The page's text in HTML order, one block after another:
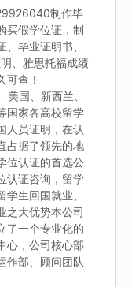
制作毕
买假学位证，制
毕业证明书、
、雅思托福成绩
可查！
国、新西兰、
国家各高校留学
人员证明，在认
占据了领先的地
位认证的首选公
认证咨询，留学
生回国就业、
之大优势本公司
了一个专业化的
心，公司核心部
作部、顾问团队